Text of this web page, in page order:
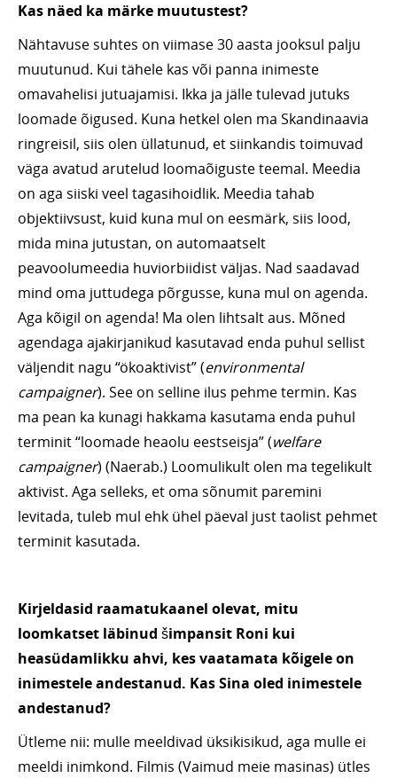
Kas näed ka märke muutustest?
Nähtavuse suhtes on viimase 30 aasta jooksul palju
muutunud. Kui tähele kas või panna inimeste
omavahelisi jutuajamisi. Ikka ja jälle tulevad jutuks
loomade õigused. Kuna hetkel olen ma Skandinaavia
ringreisil, siis olen üllatunud, et siinkandis toimuvad
väga avatud arutelud loomaõiguste teemal. Meedia
on aga siiski veel tagasihoidlik. Meedia tahab
objektiivsust, kuid kuna mul on eesmärk, siis lood,
mida mina jutustan, on automaatselt
peavoolumeedia huviorbiidist väljas. Nad saadavad
mind oma juttudega põrgusse, kuna mul on agenda.
Aga kõigil on agenda! Ma olen lihtsalt aus. Mõned
agendaga ajakirjanikud kasutavad enda puhul sellist
väljendit nagu “ökoaktivist” (environmental
campaigner). See on selline ilus pehme termin. Kas
ma pean ka kunagi hakkama kasutama enda puhul
terminit “loomade heaolu eestseisja” (welfare
campaigner) (Naerab.) Loomulikult olen ma tegelikult
aktivist. Aga selleks, et oma sõnumit paremini
levitada, tuleb mul ehk ühel päeval just taolist pehmet
terminit kasutada.
Kirjeldasid raamatukaanel olevat, mitu
loomkatset läbinud šimpansit Roni kui
heasüdamlikku ahvi, kes vaatamata kõigele on
inimestele andestanud. Kas Sina oled inimestele
andestanud?
Ütleme nii: mulle meeldivad üksikisikud, aga mulle ei
meeldi inimkond. Filmis (Vaimud meie masinas) ütles